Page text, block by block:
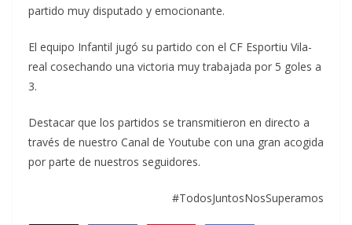
partido muy disputado y emocionante.
El equipo Infantil jugó su partido con el CF Esportiu Vila-
real cosechando una victoria muy trabajada por 5 goles a
3.
Destacar que los partidos se transmitieron en directo a
través de nuestro Canal de Youtube con una gran acogida
por parte de nuestros seguidores.
#TodosJuntosNosSuperamos